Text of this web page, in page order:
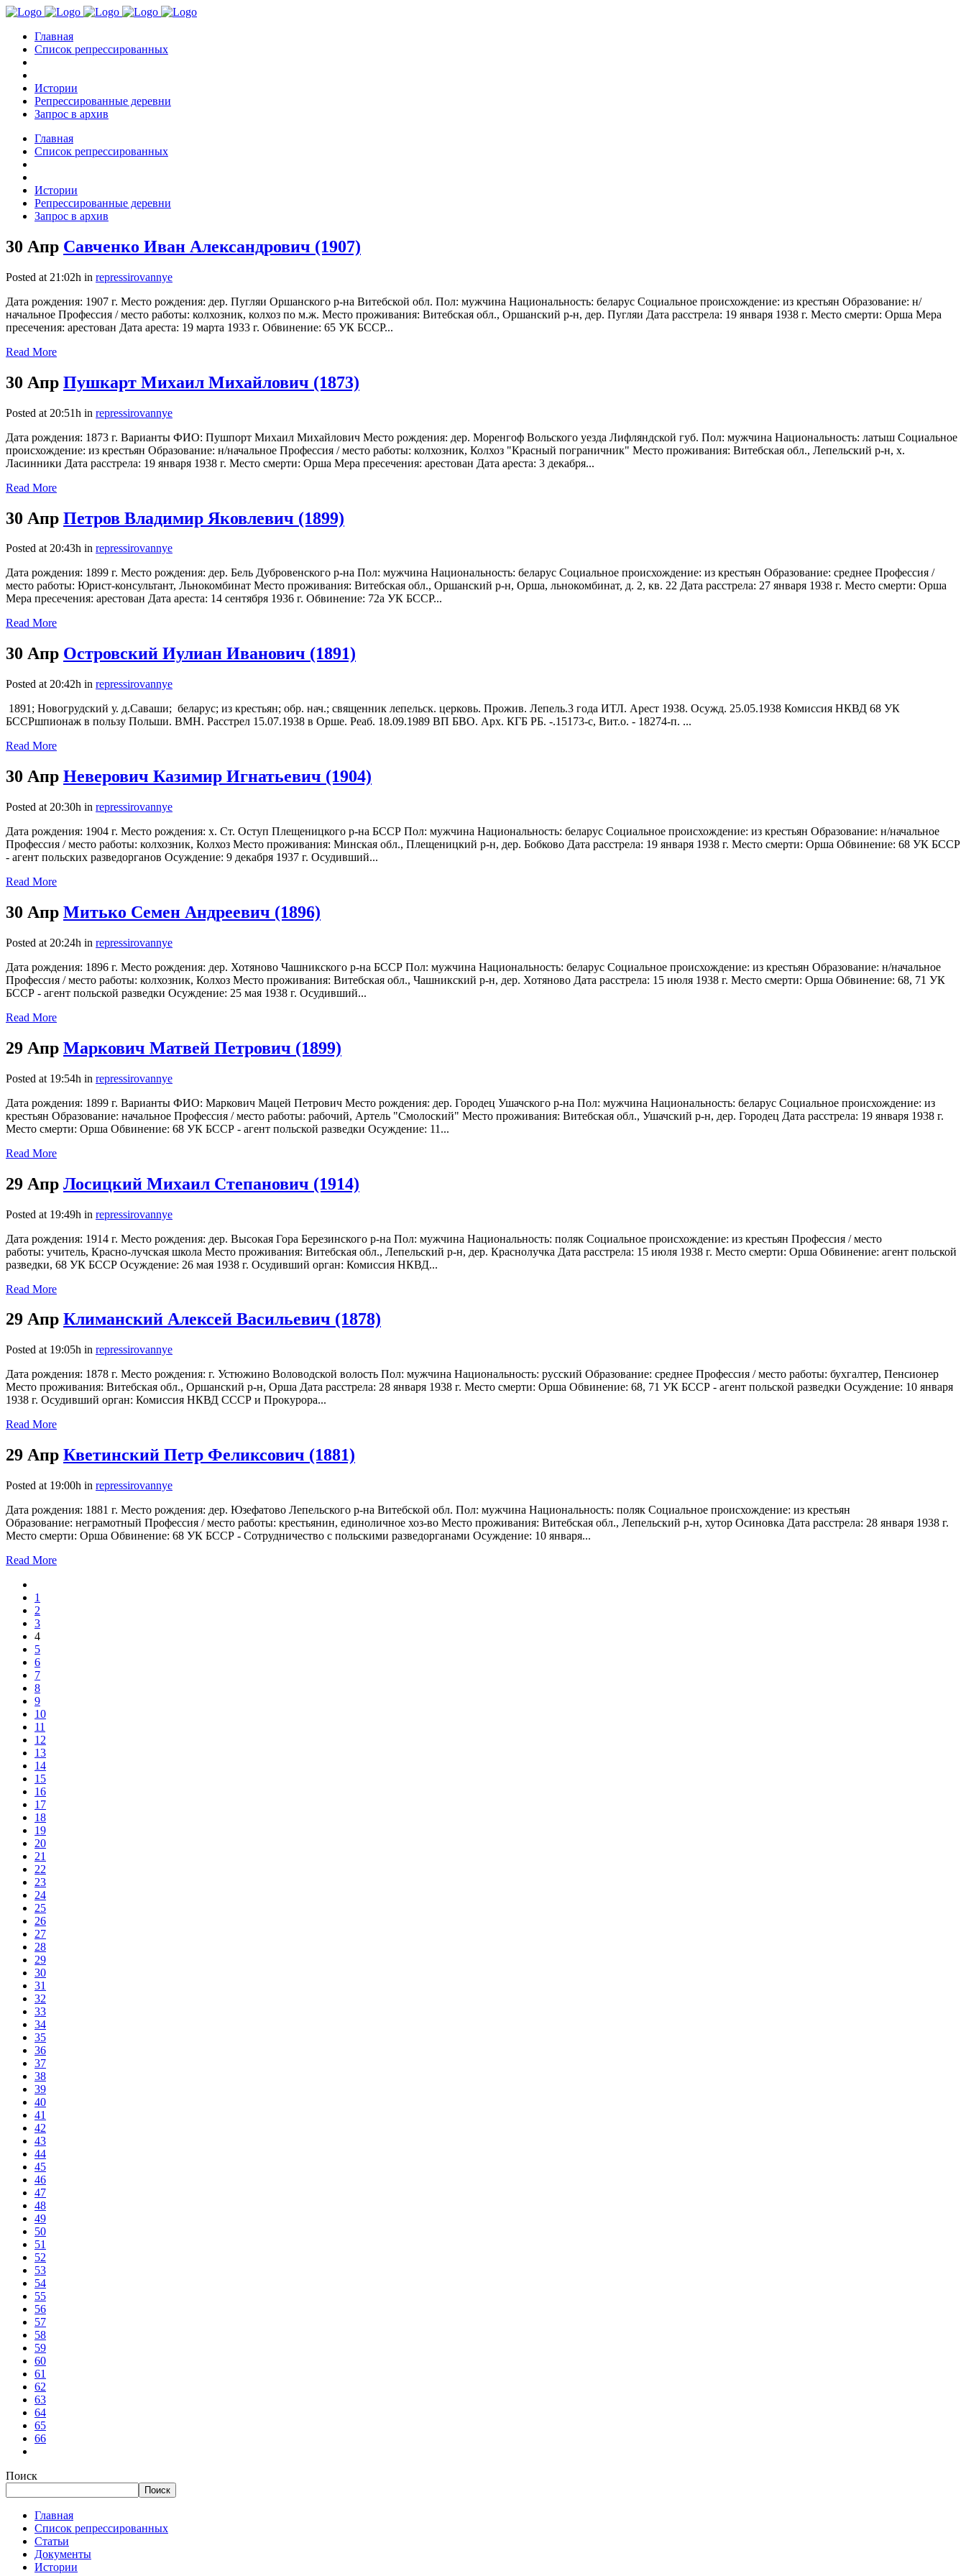
Главная
Список репрессированных
Истории
Репрессированные деревни
Запрос в архив
Главная
Список репрессированных
Истории
Репрессированные деревни
Запрос в архив
30 Апр Савченко Иван Александрович (1907)
Posted at 21:02h in repressirovannye
Дата рождения: 1907 г. Место рождения: дер. Пугляи Оршанского р-на Витебской обл. Пол: мужчина Национальность: беларус Социальное происхождение: из крестьян Образование: н/
начальное Профессия / место работы: колхозник, колхоз по м.ж. Место проживания: Витебская обл., Оршанский р-н, дер. Пугляи Дата расстрела: 19 января 1938 г. Место смерти: Орша Мера
пресечения: арестован Дата ареста: 19 марта 1933 г. Обвинение: 65 УК БССР...
Read More
30 Апр Пушкарт Михаил Михайлович (1873)
Posted at 20:51h in repressirovannye
Дата рождения: 1873 г. Варианты ФИО: Пушпорт Михаил Михайлович Место рождения: дер. Моренгоф Вольского уезда Лифляндской губ. Пол: мужчина Национальность: латыш Социальное
происхождение: из крестьян Образование: н/начальное Профессия / место работы: колхозник, Колхоз "Красный пограничник" Место проживания: Витебская обл., Лепельский р-н, х.
Ласинники Дата расстрела: 19 января 1938 г. Место смерти: Орша Мера пресечения: арестован Дата ареста: 3 декабря...
Read More
30 Апр Петров Владимир Яковлевич (1899)
Posted at 20:43h in repressirovannye
Дата рождения: 1899 г. Место рождения: дер. Бель Дубровенского р-на Пол: мужчина Национальность: беларус Социальное происхождение: из крестьян Образование: среднее Профессия /
место работы: Юрист-консультант, Льнокомбинат Место проживания: Витебская обл., Оршанский р-н, Орша, льнокомбинат, д. 2, кв. 22 Дата расстрела: 27 января 1938 г. Место смерти: Орша
Мера пресечения: арестован Дата ареста: 14 сентября 1936 г. Обвинение: 72а УК БССР...
Read More
30 Апр Островский Иулиан Иванович (1891)
Posted at 20:42h in repressirovannye
1891; Новогрудский у. д.Саваши; беларус; из крестьян; обр. нач.; священник лепельск. церковь. Прожив. Лепель.3 года ИТЛ. Арест 1938. Осужд. 25.05.1938 Комиссия НКВД 68 УК
БССРшпионаж в пользу Польши. ВМН. Расстрел 15.07.1938 в Орше. Реаб. 18.09.1989 ВП БВО. Арх. КГБ РБ. -.15173-с, Вит.о. - 18274-п. ...
Read More
30 Апр Неверович Казимир Игнатьевич (1904)
Posted at 20:30h in repressirovannye
Дата рождения: 1904 г. Место рождения: х. Ст. Оступ Плещеницкого р-на БССР Пол: мужчина Национальность: беларус Социальное происхождение: из крестьян Образование: н/начальное
Профессия / место работы: колхозник, Колхоз Место проживания: Минская обл., Плещеницкий р-н, дер. Бобково Дата расстрела: 19 января 1938 г. Место смерти: Орша Обвинение: 68 УК БССР
- агент польских разведорганов Осуждение: 9 декабря 1937 г. Осудивший...
Read More
30 Апр Митько Семен Андреевич (1896)
Posted at 20:24h in repressirovannye
Дата рождения: 1896 г. Место рождения: дер. Хотяново Чашникского р-на БССР Пол: мужчина Национальность: беларус Социальное происхождение: из крестьян Образование: н/начальное
Профессия / место работы: колхозник, Колхоз Место проживания: Витебская обл., Чашникский р-н, дер. Хотяново Дата расстрела: 15 июля 1938 г. Место смерти: Орша Обвинение: 68, 71 УК
БССР - агент польской разведки Осуждение: 25 мая 1938 г. Осудивший...
Read More
29 Апр Маркович Матвей Петрович (1899)
Posted at 19:54h in repressirovannye
Дата рождения: 1899 г. Варианты ФИО: Маркович Мацей Петрович Место рождения: дер. Городец Ушачского р-на Пол: мужчина Национальность: беларус Социальное происхождение: из
крестьян Образование: начальное Профессия / место работы: рабочий, Артель "Смолоский" Место проживания: Витебская обл., Ушачский р-н, дер. Городец Дата расстрела: 19 января 1938 г.
Место смерти: Орша Обвинение: 68 УК БССР - агент польской разведки Осуждение: 11...
Read More
29 Апр Лосицкий Михаил Степанович (1914)
Posted at 19:49h in repressirovannye
Дата рождения: 1914 г. Место рождения: дер. Высокая Гора Березинского р-на Пол: мужчина Национальность: поляк Социальное происхождение: из крестьян Профессия / место
работы: учитель, Красно-лучская школа Место проживания: Витебская обл., Лепельский р-н, дер. Краснолучка Дата расстрела: 15 июля 1938 г. Место смерти: Орша Обвинение: агент польской
разведки, 68 УК БССР Осуждение: 26 мая 1938 г. Осудивший орган: Комиссия НКВД...
Read More
29 Апр Климанский Алексей Васильевич (1878)
Posted at 19:05h in repressirovannye
Дата рождения: 1878 г. Место рождения: г. Устюжино Воловодской волость Пол: мужчина Национальность: русский Образование: среднее Профессия / место работы: бухгалтер, Пенсионер
Место проживания: Витебская обл., Оршанский р-н, Орша Дата расстрела: 28 января 1938 г. Место смерти: Орша Обвинение: 68, 71 УК БССР - агент польской разведки Осуждение: 10 января
1938 г. Осудивший орган: Комиссия НКВД СССР и Прокурора...
Read More
29 Апр Кветинский Петр Феликсович (1881)
Posted at 19:00h in repressirovannye
Дата рождения: 1881 г. Место рождения: дер. Юзефатово Лепельского р-на Витебской обл. Пол: мужчина Национальность: поляк Социальное происхождение: из крестьян
Образование: неграмотный Профессия / место работы: крестьянин, единоличное хоз-во Место проживания: Витебская обл., Лепельский р-н, хутор Осиновка Дата расстрела: 28 января 1938 г.
Место смерти: Орша Обвинение: 68 УК БССР - Сотрудничество с польскими разведорганами Осуждение: 10 января...
Read More
1
2
3
4
5
6
7
8
9
10
11
12
13
14
15
16
17
18
19
20
21
22
23
24
25
26
27
28
29
30
31
32
33
34
35
36
37
38
39
40
41
42
43
44
45
46
47
48
49
50
51
52
53
54
55
56
57
58
59
60
61
62
63
64
65
66
Поиск
Поиск
Главная
Список репрессированных
Статьи
Документы
Истории